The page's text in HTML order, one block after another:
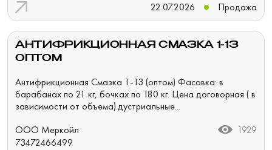
22.07.2026 Продажа
АНТИФРИКЦИОННАЯ СМАЗКА 1-13
ОПТОМ
Антифрикционная Смазка 1-13 (оптом) Фасовка: в
барабанах по 21 кг, бочках по 180 кг. Цена договорная ( в
зависимости от объема).дустриальные...
ООО Меркойл
73472466499
1929